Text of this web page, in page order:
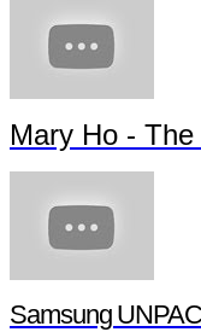
Mary Ho -
Samsung UNPACKED